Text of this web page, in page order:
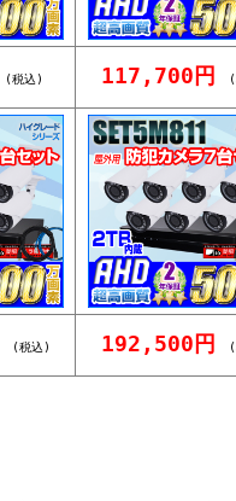
(税込) 117,700円
(税込) 192,500円